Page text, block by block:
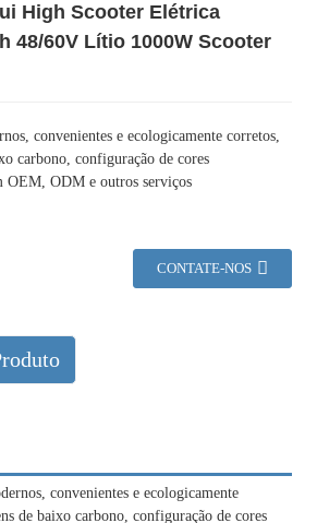
High Scooter Elétrica
48/60V Lítio 1000W Scooter
convenientes e ecologicamente corretos,
carbono, configuração de cores
OEM, ODM e outros serviços
CONTATE-NOS
convenientes e ecologicamente
de baixo carbono, configuração de cores